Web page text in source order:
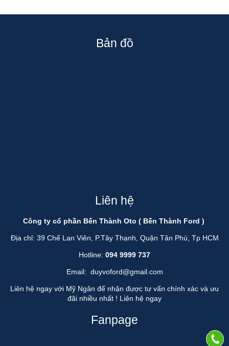
Bản đồ
Liên hệ
Công ty cổ phần Bến Thành Oto ( Bến Thành Ford )
Địa chỉ: 39 Chế Lan Viên, P.Tây Thạnh, Quận Tân Phú, Tp HCM
Hotline: 094 9999 737
Email: duyvoford@gmail.com
Liên hệ ngay với Mỹ Ngân để nhận được tư vấn chính xác và ưu
đãi nhiều nhất ! Liên hệ ngay
Fanpage